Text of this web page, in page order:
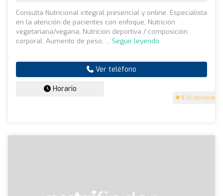
5 (5 opiniones)
Consulta Nutricional integral presencial y online. Especialista
en la atención de pacientes con enfoque; Nutrición
vegetariana/vegana, Nutrición deportiva / composición
corporal. Aumento de peso, ... Seguir leyendo
Ver teléfono
Horario